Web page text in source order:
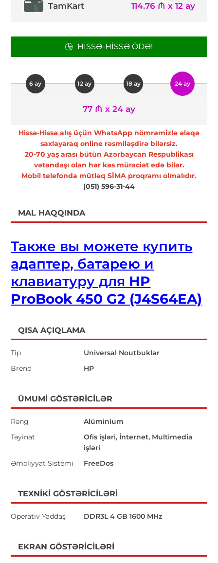
TamKart 114.76 ₼ x 12 ay
HISSƏ-HISSƏ ÖDƏ!
6 ay 12 ay 18 ay 24 ay
77 ₼ x 24 ay
Hissə-Hissə alış üçün WhatsApp nömrəmizlə əlaqə
saxlayaraq online rəsmiləşdirə bilərsiz.
20-70 yaş arası bütün Azərbaycan Respublikası
vətəndaşı olan hər kəs müraciət edə bilər.
Mobil telefonda mütləq SİMA proqramı olmalıdır.
(051) 596-31-44
MAL HAQQINDA
Также вы можете купить
адаптер, батарею и
клавиатуру для HP
ProBook 450 G2 (J4S64EA)
QISA AÇIQLAMA
Tip
Universal Noutbuklar
Brend
HP
ÜMUMI GÖSTƏRICILƏR
Rəng
Alüminium
Təyinat
Ofis işləri, İnternet, Multimedia
işləri
Əməliyyat Sistemi
FreeDos
TEXNIKI GÖSTƏRICILƏRI
Operativ Yaddaş DDR3L 4 GB 1600 MHz
EKRAN GÖSTƏRICILƏRI